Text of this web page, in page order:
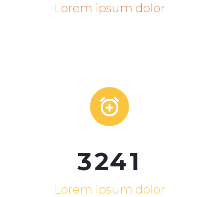
Lorem ipsum dolor


3241
Lorem ipsum dolor